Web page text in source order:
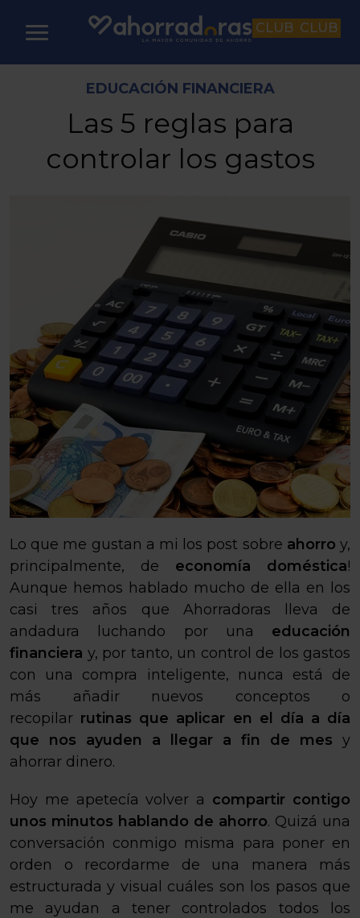
CLUB CLUB
EDUCACIÓN FINANCIERA
Las 5 reglas para
controlar los gastos
Lo que me gustan a mi los post sobre ahorro y,
principalmente, de economía doméstica!
Aunque hemos hablado mucho de ella en los
casi tres años que Ahorradoras lleva de
andadura luchando por una educación
financiera y, por tanto, un control de los gastos
con una compra inteligente, nunca está de
más añadir nuevos conceptos o
recopilar rutinas que aplicar en el día a día
que nos ayuden a llegar a fin de mes y
ahorrar dinero.
Hoy me apetecía volver a compartir contigo
unos minutos hablando de ahorro. Quizá una
conversación conmigo misma para poner en
orden o recordarme de una manera más
estructurada y visual cuáles son los pasos que
me ayudan a tener controlados todos los